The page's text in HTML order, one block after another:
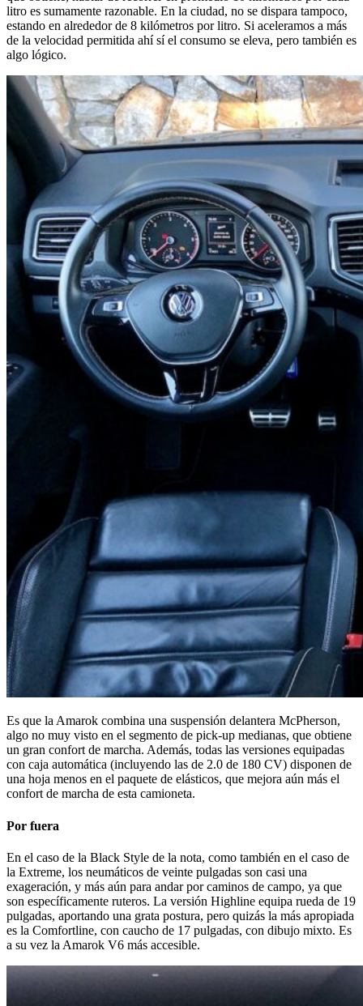
litro es sumamente razonable. En la ciudad, no se dispara tampoco,
estando en alrededor de 8 kilómetros por litro. Si aceleramos a más
de la velocidad permitida ahí sí el consumo se eleva, pero también es
algo lógico.
Es que la Amarok combina una suspensión delantera McPherson,
algo no muy visto en el segmento de pick-up medianas, que obtiene
un gran confort de marcha. Además, todas las versiones equipadas
con caja automática (incluyendo las de 2.0 de 180 CV) disponen de
una hoja menos en el paquete de elásticos, que mejora aún más el
confort de marcha de esta camioneta.
Por fuera
En el caso de la Black Style de la nota, como también en el caso de
la Extreme, los neumáticos de veinte pulgadas son casi una
exageración, y más aún para andar por caminos de campo, ya que
son específicamente ruteros. La versión Highline equipa rueda de 19
pulgadas, aportando una grata postura, pero quizás la más apropiada
es la Comfortline, con caucho de 17 pulgadas, con dibujo mixto. Es
a su vez la Amarok V6 más accesible.